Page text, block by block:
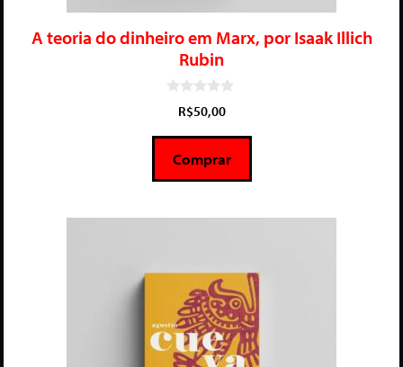
A teoria do dinheiro em Marx, por Isaak Illich
Rubin
5
R$50,00
Comprar